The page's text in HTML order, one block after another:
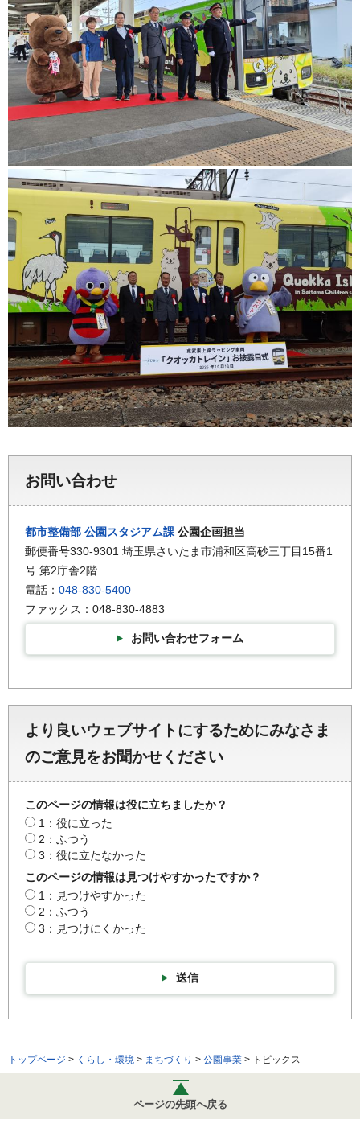
お問い合わせ
都市整備部 公園スタジアム課 公園企画担当
郵便番号330-9301 埼玉県さいたま市浦和区高砂三丁目15番1
号 第2庁舎2階
電話： 048-830-5400
ファックス：048-830-4883
お問い合わせフォーム
より良いウェブサイトにするためにみなさま
のご意見をお聞かせください
このページの情報は役に立ちましたか？
1：役に立った
2：ふつう
3：役に立たなかった
このページの情報は見つけやすかったですか？
1：見つけやすかった
2：ふつう
3：見つけにくかった
送信
トップページ > くらし・環境 > まちづくり > 公園事業 > トピックス
ページの先頭へ戻る